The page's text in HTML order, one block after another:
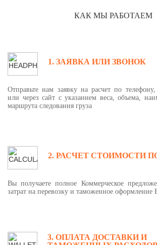
КАК МЫ РАБОТАЕМ
1. ЗАЯВКА ИЛИ ЗВОНОК
Отправьте нам заявку на расчет по
или через сайт с указанием веса, объема,
маршрута следования груза
2. РАСЧЕТ СТОИМОСТИ
Вы получаете полное Коммерческое
затрат на перевозку и таможенное оформление
3. ОПЛАТА ДОСТАВКИ И